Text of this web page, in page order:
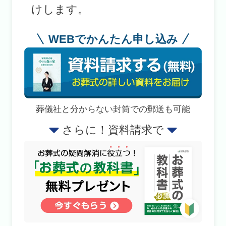
けします。
WEBでかんたん申し込み
葬儀社と分からない封筒での郵送も可能
さらに！資料請求で